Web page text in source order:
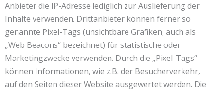
Anbieter die IP-Adresse lediglich zur Auslieferung der
Inhalte verwenden. Drittanbieter können ferner so
genannte Pixel-Tags (unsichtbare Grafiken, auch als
„Web Beacons“ bezeichnet) für statistische oder
Marketingzwecke verwenden. Durch die „Pixel-Tags“
können Informationen, wie z.B. der Besucherverkehr,
auf den Seiten dieser Website ausgewertet werden. Die